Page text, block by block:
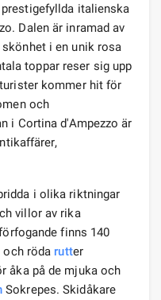
italienska
Dalen är inramad av
i en unik rosa
toppar reser sig upp
kommer hit för
och
i Cortina d'Ampezzo är
i olika riktningar
villor av rika
finns 140
och röda rutter
åka på de mjuka och
Sokrepes. Skidåkare